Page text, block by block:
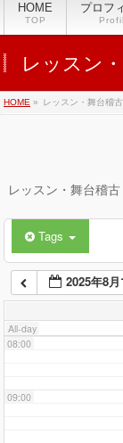
HOME
TOP
プロフ
レッスン
HOME » レッスン・舞台稽
レッスン・舞台稽
Tags
2025年8月
All-day
02:00
03:00
05:00
06:00
07:00
08:00
09:00